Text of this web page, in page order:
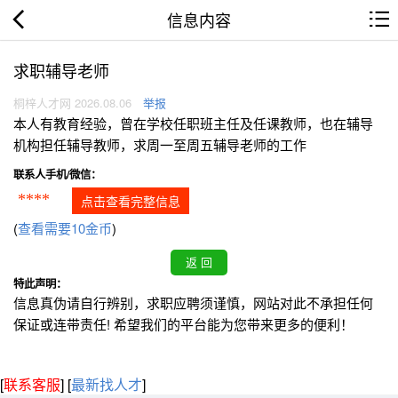
信息内容
求职辅导老师
桐梓人才网 2026.08.06 举报
本人有教育经验，曾在学校任职班主任及任课教师，也在辅导
机构担任辅导教师，求周一至周五辅导老师的工作
联系人手机/微信：
**** 点击查看完整信息
(查看需要10金币)
特此声明：
信息真伪请自行辨别，求职应聘须谨慎，网站对此不承担任何
保证或连带责任! 希望我们的平台能为您带来更多的便利！
[联系客服] [最新找人才]